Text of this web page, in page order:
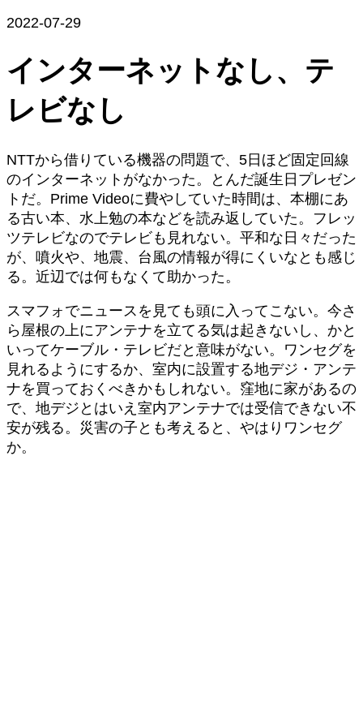
2022-07-29
インターネットなし、テ
レビなし
NTTから借りている機器の問題で、5日ほど固定回線
のインターネットがなかった。とんだ誕生日プレゼン
トだ。Prime Videoに費やしていた時間は、本棚にあ
る古い本、水上勉の本などを読み返していた。フレッ
ツテレビなのでテレビも見れない。平和な日々だった
が、噴火や、地震、台風の情報が得にくいなとも感じ
る。近辺では何もなくて助かった。
スマフォでニュースを見ても頭に入ってこない。今さ
ら屋根の上にアンテナを立てる気は起きないし、かと
いってケーブル・テレビだと意味がない。ワンセグを
見れるようにするか、室内に設置する地デジ・アンテ
ナを買っておくべきかもしれない。窪地に家があるの
で、地デジとはいえ室内アンテナでは受信できない不
安が残る。災害の子とも考えると、やはりワンセグ
か。